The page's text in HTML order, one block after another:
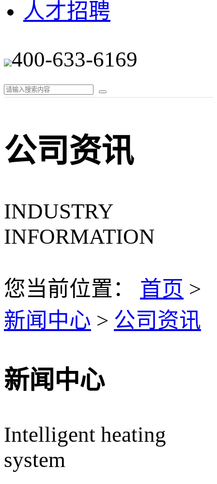
人才招聘
400-633-6169
公司资讯
INDUSTRY
INFORMATION
您当前位置： 首页 >
新闻中心 > 公司资讯
新闻中心
Intelligent heating
system